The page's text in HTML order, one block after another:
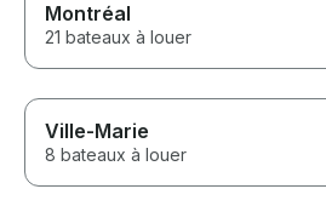
Montréal
21 bateaux à louer
Ville-Marie
8 bateaux à louer